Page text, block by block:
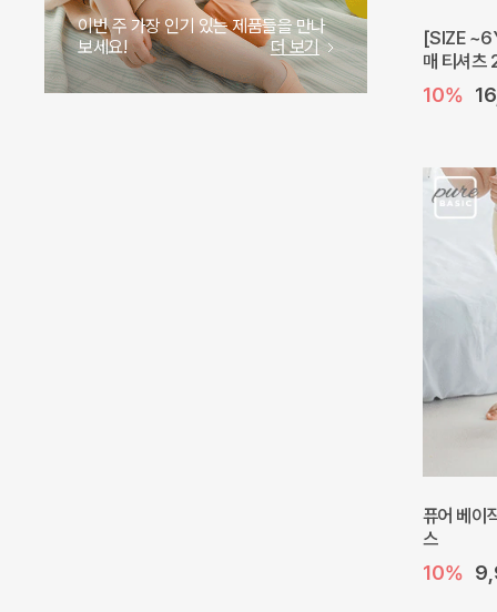
이번 주 가장 인기 있는 제품들을 만나
보세요!
더 보기
[SIZE
매 티셔츠
10%
퓨어 베이
스
10%